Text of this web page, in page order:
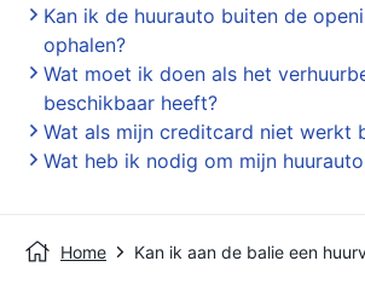
Kan ik de huurauto buiten de
ophalen?
Wat moet ik doen als het
beschikbaar heeft?
Wat als mijn creditcard niet werkt
Wat heb ik nodig om mijn
Home Kan ik aan de balie een